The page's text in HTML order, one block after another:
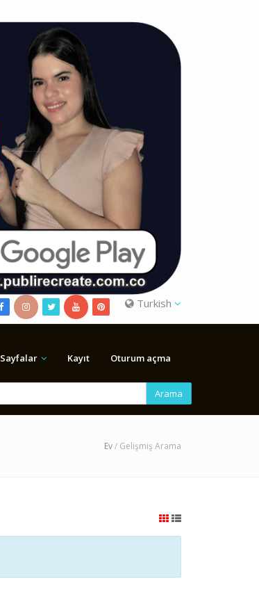
Turkish
Sayfalar Kayıt Oturum açma
Arama
Ev/ Gelişmiş Arama